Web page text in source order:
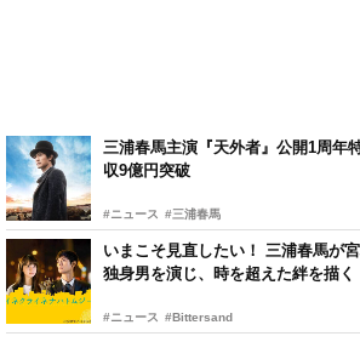
三浦春馬主演『天外者』公開1周年
収9億円突破
#ニュース #三浦春馬
いまこそ見直したい！ 三浦春馬が
独身男を演じ、時を超えた絆を描く
#ニュース #Bittersand